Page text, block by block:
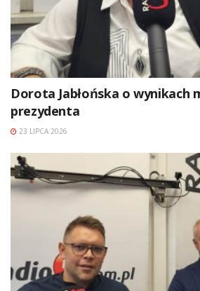
Dorota Jabłońska o wynikach
prezydenta
23 LIPCA 2026